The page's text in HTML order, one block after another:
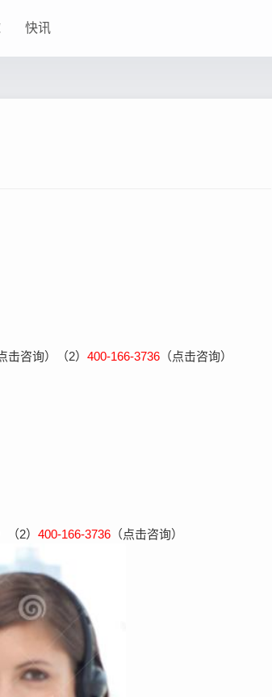
快讯
击咨询）（2） 400-166-3736 （点击咨询）
（2） 400-166-3736 （点击咨询）